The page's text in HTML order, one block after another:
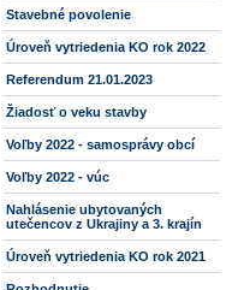
Stavebné povolenie
Úroveň vytriedenia KO rok 2022
Referendum 21.01.2023
Žiadosť o veku stavby
Voľby 2022 - samosprávy obcí
Voľby 2022 - vúc
Nahlásenie ubytovaných
utečencov z Ukrajiny a 3. krajín
Úroveň vytriedenia KO rok 2021